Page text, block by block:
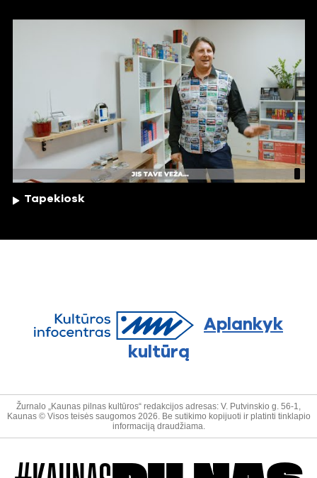
Tapekiosk
Aplankyk
kultūrą
Žurnalo „Kaunas pilnas kultūros“ redakcijos adresas: V. Putvinskio g. 56-1,
Kaunas © Visos teisės saugomos 2026. Be sutikimo kopijuoti ir platinti tinklapio
informaciją draudžiama.